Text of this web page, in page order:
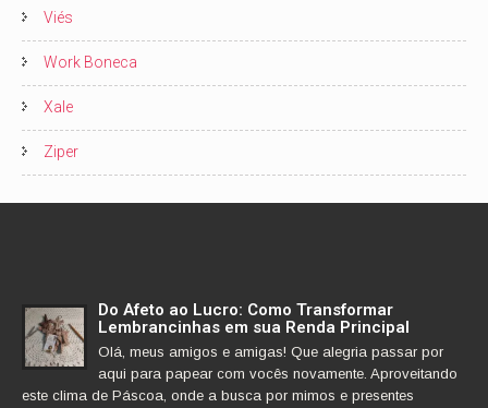
Viés
Work Boneca
Xale
Ziper
Do Afeto ao Lucro: Como Transformar
Lembrancinhas em sua Renda Principal
Olá, meus amigos e amigas! Que alegria passar por
aqui para papear com vocês novamente. Aproveitando
este clima de Páscoa, onde a busca por mimos e presentes